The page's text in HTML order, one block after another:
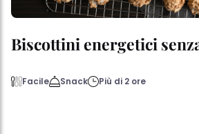
Biscottini energetici
Facile Snack Più di 2 ore